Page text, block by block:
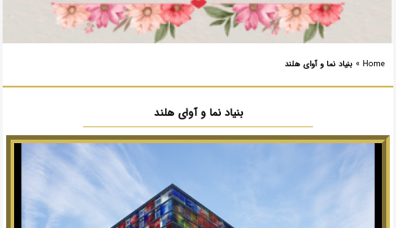
Home
» بنیاد نما و آوای هلند
بنیاد نما و آوای هلند